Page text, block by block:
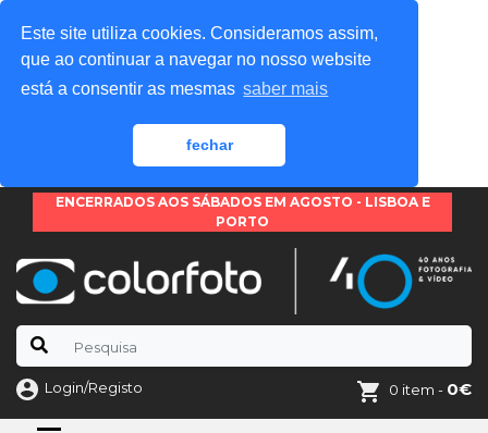
Este site utiliza cookies. Consideramos assim,
que ao continuar a navegar no nosso website
está a consentir as mesmas saber mais
fechar
ENCERRADOS AOS SÁBADOS EM AGOSTO - LISBOA E
PORTO
Login/Registo 0 item - 0€